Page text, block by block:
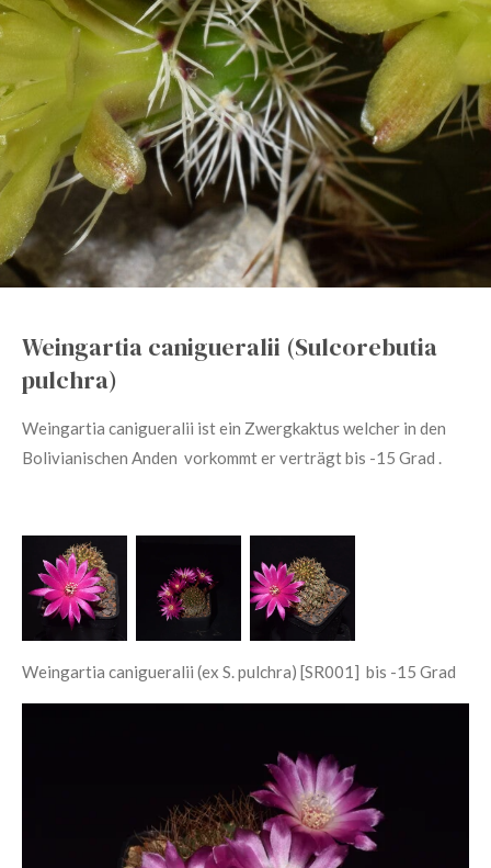
Weingartia canigueralii (Sulcorebutia
pulchra)
Weingartia canigueralii ist ein Zwergkaktus welcher in den
Bolivianischen Anden vorkommt er verträgt bis -15 Grad .
Weingartia canigueralii (ex S. pulchra) [SR001] bis -15 Grad